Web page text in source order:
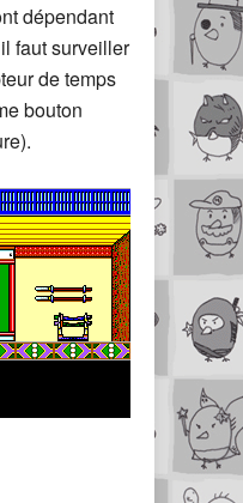
dépendant
faut surveiller
de temps
bouton